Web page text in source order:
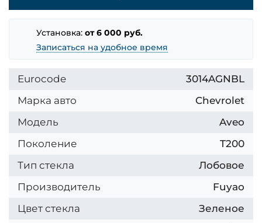
Установка:от 6 000 руб.
Записаться на удобное время
Eurocode
3014AGNBL
Марка авто
Chevrolet
Модель
Aveo
Поколение
T200
Тип стекла
Лобовое
Производитель
Fuyao
Цвет стекла
Зеленое